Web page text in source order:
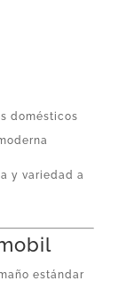
domésticos
y variedad a
estándar